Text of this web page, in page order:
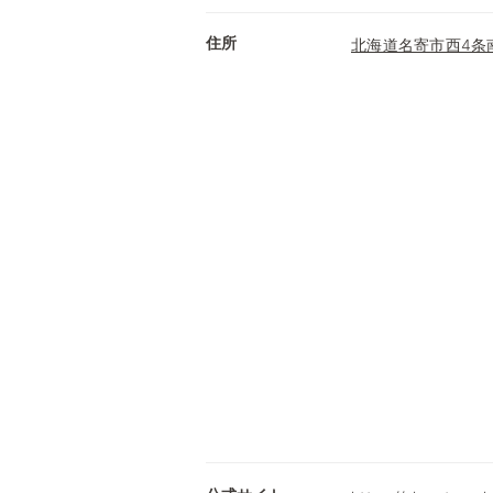
住所 北海道名寄市西4条